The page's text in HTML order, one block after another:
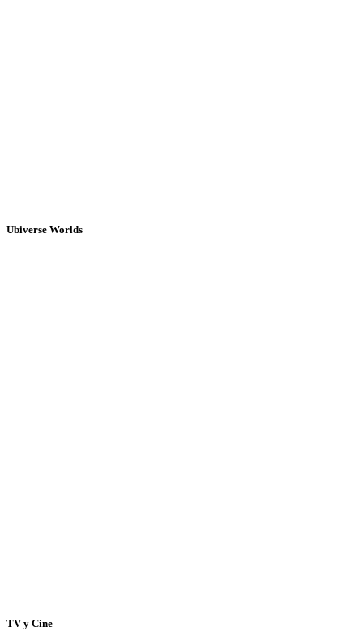
Ubiverse Worlds
TV y Cine